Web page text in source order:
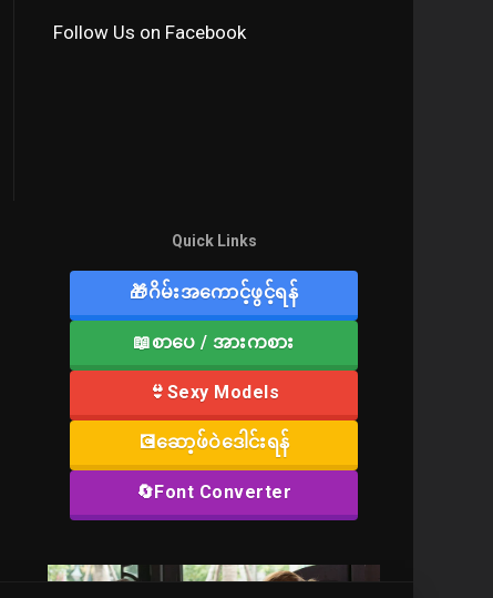
Follow Us on Facebook
Quick Links
🎁ဂိမ်းအကောင့်ဖွင့်ရန်
📖စာပေ / အားကစား
👙Sexy Models
💽ဆော့ဖ်ဝဲဒေါင်းရန်
🔄Font Converter